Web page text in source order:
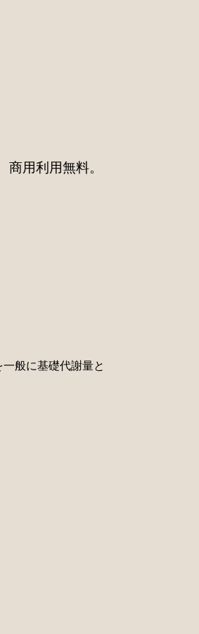
用利用無料。
般に基礎代謝量と